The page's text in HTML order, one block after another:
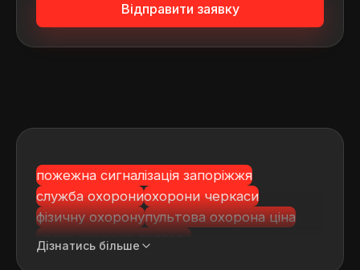
Відправити заявку
пожежна сигналізація запоріжжя
служба охорониохорони черкаси
фізичну охоронупультова охорона ціна
часна охорона полтава
Дізнатись більше